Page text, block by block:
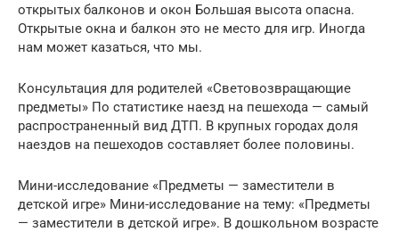
открытых балконов и окон Большая высота опасна.
Открытые окна и балкон это не место для игр. Иногда
нам может казаться, что мы.
Консультация для родителей «Световозвращающие
предметы» По статистике наезд на пешехода — самый
распространенный вид ДТП. В крупных городах доля
наездов на пешеходов составляет более половины.
Мини-исследование «Предметы — заместители в
детской игре» Мини-исследование на тему: «Предметы
— заместители в детской игре». В дошкольном возрасте